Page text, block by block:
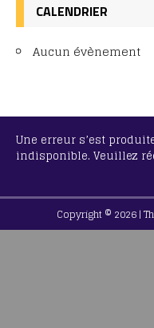
CALENDRIER
Aucun évènement
Une erreur s’est
indisponible. Veuillez
Copyright © 2026 |